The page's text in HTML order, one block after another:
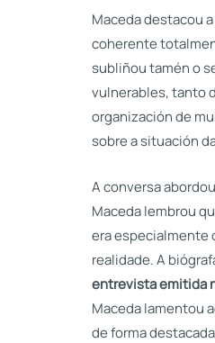
Maceda destacou
coherente
subliñou tamén o
vulnerables, tanto
organización de
sobre a situación
A conversa
Maceda lembrou
era especialmente
realidade. A
entrevista emitida
Maceda lamentou
de forma